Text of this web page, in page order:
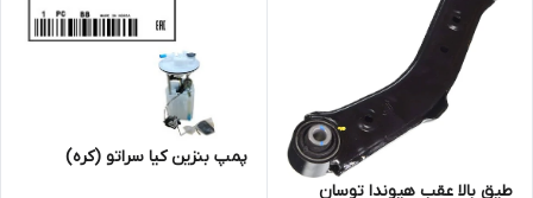
طیق بالا عقب هیوندا توسان
پمپ بنزین کیا سراتو (کره)